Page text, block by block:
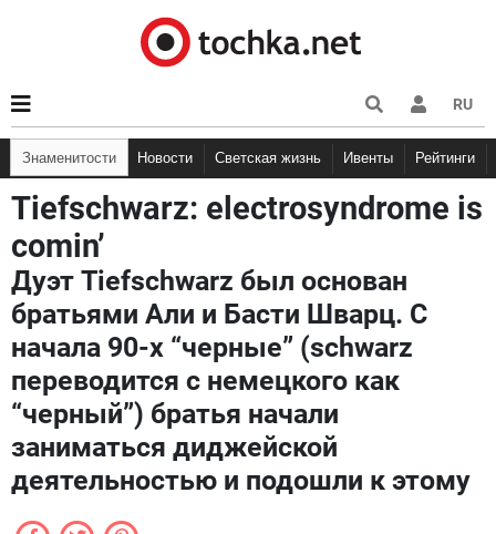
RU
Знаменитости Новости Светская жизнь Ивенты Рейтинги
Tiefschwarz: electrosyndrome is
comin’
Дуэт Tiefschwarz был основан
братьями Али и Басти Шварц. С
начала 90-х “черные” (schwarz
переводится с немецкого как
“черный”) братья начали
заниматься диджейской
деятельностью и подошли к этому